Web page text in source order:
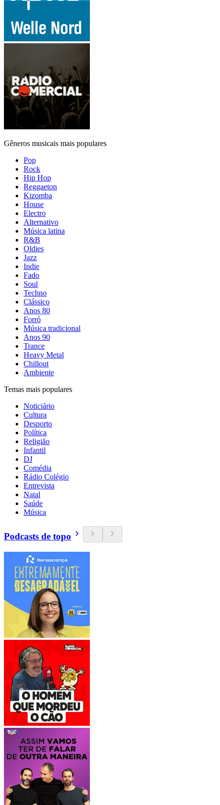
Gêneros musicais mais populares
Pop
Rock
Hip Hop
Reggaeton
Kizomba
House
Electro
Alternativo
Música latina
R&B
Oldies
Jazz
Indie
Fado
Soul
Techno
Clássico
Anos 80
Forró
Música tradicional
Anos 90
Trance
Heavy Metal
Chillout
Ambiente
Temas mais populares
Noticiário
Cultura
Desporto
Política
Religião
Infantil
DJ
Comédia
Rádio Colégio
Entrevista
Natal
Saúde
Música
Podcasts de topo